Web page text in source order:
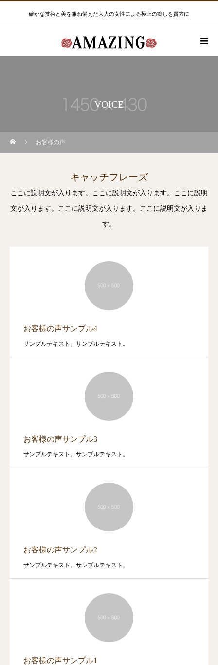
確かな技術と美を兼ね備えた大人の女性による極上の癒しを貴方に
VOICE
お客様の声
キャッチフレーズ
ここに説明文が入ります。ここに説明文が入ります。ここに説明
文が入ります。ここに説明文が入ります。ここに説明文が入りま
す。
お客様の声サンプル4
サンプルテキスト。サンプルテキスト。
お客様の声サンプル3
サンプルテキスト。サンプルテキスト。
お客様の声サンプル2
サンプルテキスト。サンプルテキスト。
お客様の声サンプル1